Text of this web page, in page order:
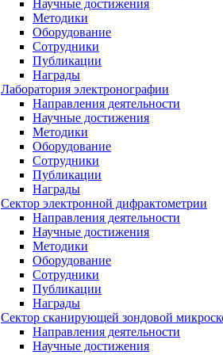
Научные достижения
Методики
Оборудование
Сотрудники
Публикации
Награды
Лаборатория электронографии
Направления деятельности
Научные достижения
Методики
Оборудование
Сотрудники
Публикации
Награды
Сектор электронной дифрактометрии
Направления деятельности
Научные достижения
Методики
Оборудование
Сотрудники
Публикации
Награды
Сектор сканирующей зондовой
Направления деятельности
Научные достижения